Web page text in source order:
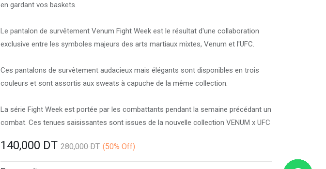
en gardant vos baskets.
Le pantalon de survêtement Venum Fight Week est le résultat d'une collaboration
exclusive entre les symboles majeurs des arts martiaux mixtes, Venum et l'UFC.
Ces pantalons de survêtement audacieux mais élégants sont disponibles en trois
couleurs et sont assortis aux sweats à capuche de la même collection.
La série Fight Week est portée par les combattants pendant la semaine précédant un
combat. Ces tenues saisissantes sont issues de la nouvelle collection VENUM x UFC
140,000 DT 280,000DT (50% Off)